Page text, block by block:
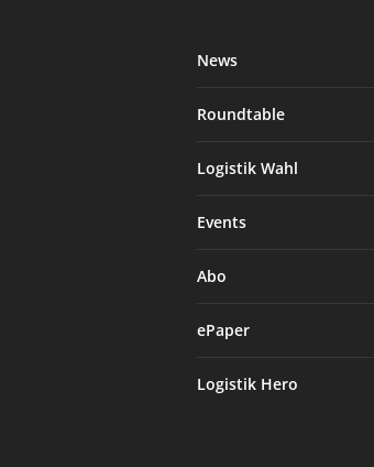
News
Roundtable
Logistik Wahl
Events
Abo
ePaper
Logistik Hero